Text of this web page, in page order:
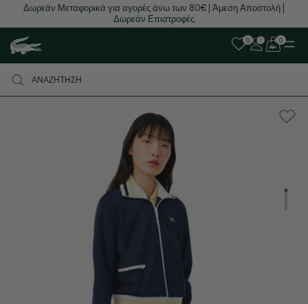
Δωρεάν Μεταφορικά για αγορές άνω των 80€ | Άμεση Αποστολή |
Δωρεάν Επιστροφές
0 0